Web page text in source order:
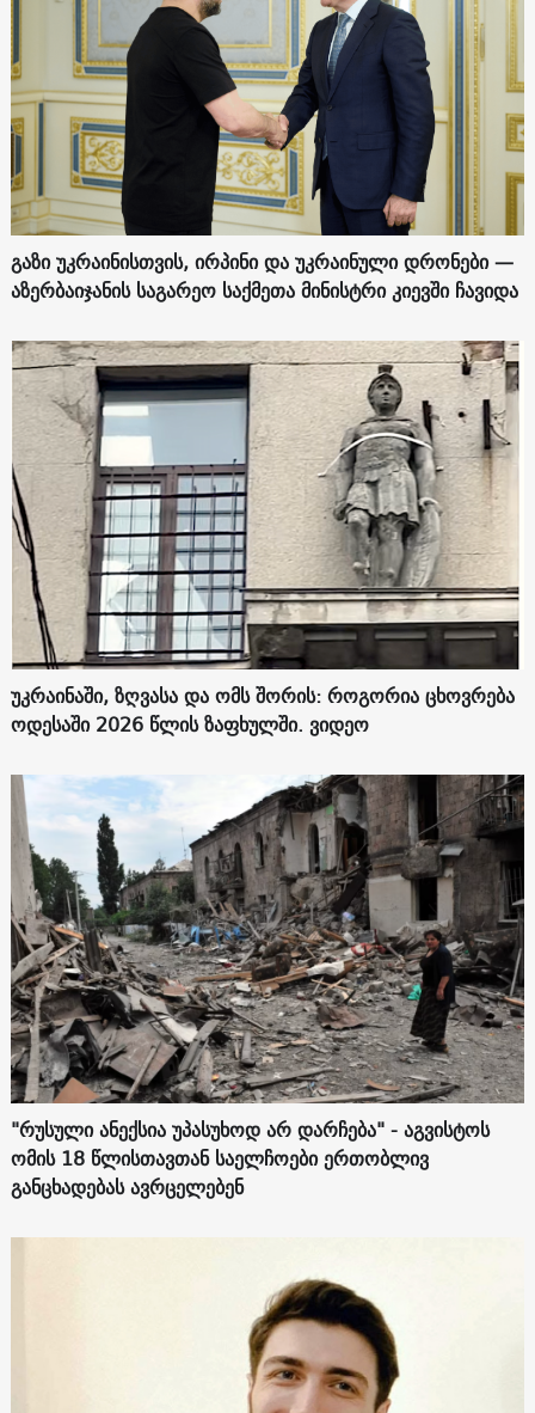
გაზი უკრაინისთვის, ირპინი და უკრაინული დრონები —
აზერბაიჯანის საგარეო საქმეთა მინისტრი კიევში ჩავიდა
უკრაინაში, ზღვასა და ომს შორის: როგორია ცხოვრება
ოდესაში 2026 წლის ზაფხულში. ვიდეო
"რუსული ანექსია უპასუხოდ არ დარჩება" - აგვისტოს
ომის 18 წლისთავთან საელჩოები ერთობლივ
განცხადებას ავრცელებენ